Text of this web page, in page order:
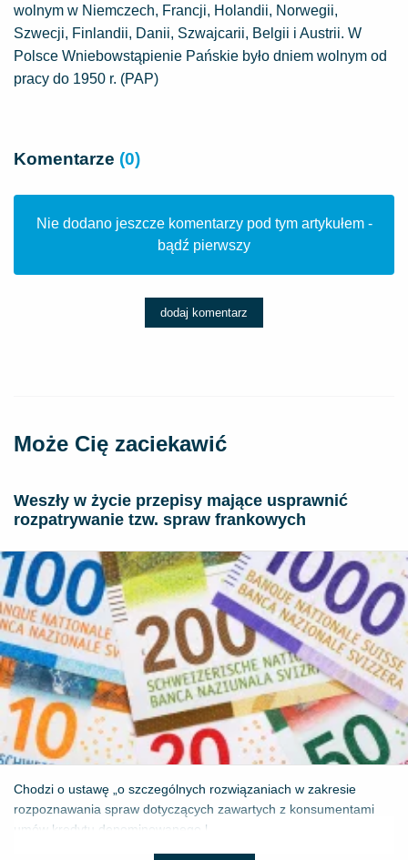
wolnym w Niemczech, Francji, Holandii, Norwegii,
Szwecji, Finlandii, Danii, Szwajcarii, Belgii i Austrii. W
Polsce Wniebowstąpienie Pańskie było dniem wolnym od
pracy do 1950 r. (PAP)
Komentarze (0)
Nie dodano jeszcze komentarzy pod tym artykułem -
bądź pierwszy
dodaj komentarz
Może Cię zaciekawić
Weszły w życie przepisy mające usprawnić
rozpatrywanie tzw. spraw frankowych
Chodzi o ustawę „o szczególnych rozwiązaniach w zakresie
rozpoznawania spraw dotyczących zawartych z konsumentami
umów kredytu denominowanego l...